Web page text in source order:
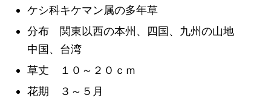
ケシ科キケマン属の多年草
分布 関東以西の本州、四国、九州の山地
中国、台湾
草丈 １０～２０ｃｍ
花期 ３～５月